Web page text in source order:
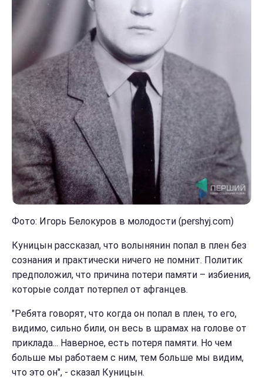
Фото: Игорь Белокуров в молодости (pershyj.com)
Куницын рассказал, что волынянин попал в плен без
сознания и практически ничего не помнит. Политик
предположил, что причина потери памяти – избиения,
которые солдат потерпел от афганцев.
"Ребята говорят, что когда он попал в плен, то его,
видимо, сильно били, он весь в шрамах на голове от
приклада... Наверное, есть потеря памяти. Но чем
больше мы работаем с ним, тем больше мы видим,
что это он", - сказал Куницын.